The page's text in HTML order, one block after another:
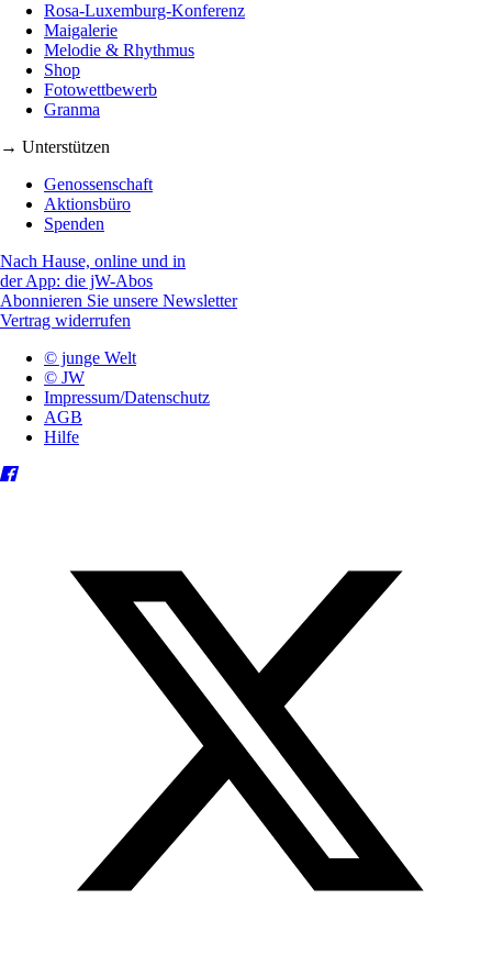
Rosa-Luxemburg-Konferenz
Maigalerie
Melodie & Rhythmus
Shop
Fotowettbewerb
Granma
→ Unterstützen
Genossenschaft
Aktionsbüro
Spenden
Nach Hause, online und in
der App: die jW-Abos
Abonnieren Sie unsere Newsletter
Vertrag widerrufen
© junge Welt
© JW
Impressum/Datenschutz
AGB
Hilfe